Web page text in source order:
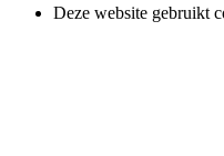
Deze website gebruikt